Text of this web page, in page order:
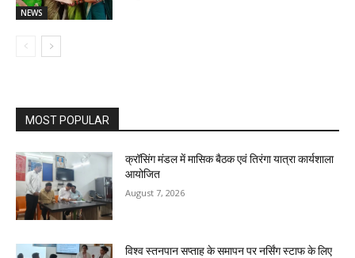
NEWS
MOST POPULAR
क्रॉसिंग मंडल में मासिक बैठक एवं तिरंगा यात्रा कार्यशाला
आयोजित
August 7, 2026
विश्व स्तनपान सप्ताह के समापन पर नर्सिंग स्टाफ के लिए